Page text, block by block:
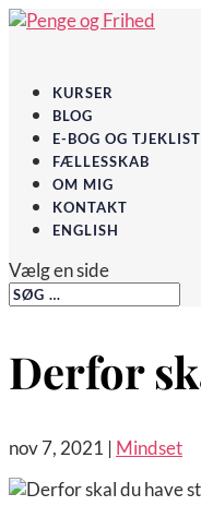
KURSER
BLOG
E-BOG OG
FÆLLESSKAB
OM MIG
KONTAKT
ENGLISH
Vælg en side
Derfor
nov 7, 2021 | Mindset